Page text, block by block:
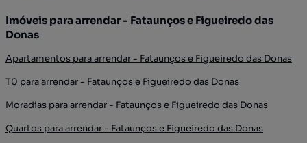
Imóveis para arrendar - Fataunços e Figueiredo das
Donas
Apartamentos para arrendar - Fataunços e Figueiredo das Donas
T0 para arrendar - Fataunços e Figueiredo das Donas
Moradias para arrendar - Fataunços e Figueiredo das Donas
Quartos para arrendar - Fataunços e Figueiredo das Donas